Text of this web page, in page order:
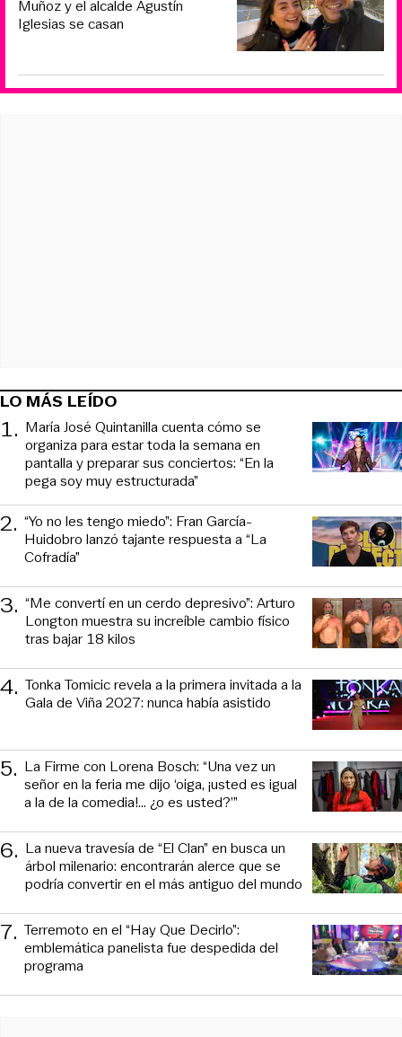
Muñoz y el alcalde Agustín
Iglesias se casan
LO MÁS LEÍDO
1. María José Quintanilla cuenta cómo se
organiza para estar toda la semana en
pantalla y preparar sus conciertos: “En la
pega soy muy estructurada”
2. “Yo no les tengo miedo”: Fran García-
Huidobro lanzó tajante respuesta a “La
Cofradía”
3. “Me convertí en un cerdo depresivo”: Arturo
Longton muestra su increíble cambio físico
tras bajar 18 kilos
4. Tonka Tomicic revela a la primera invitada a la
Gala de Viña 2027: nunca había asistido
5. La Firme con Lorena Bosch: “Una vez un
señor en la feria me dijo ‘oiga, ¡usted es igual
a la de la comedia!... ¿o es usted?’”
6. La nueva travesía de “El Clan” en busca un
árbol milenario: encontrarán alerce que se
podría convertir en el más antiguo del mundo
7. Terremoto en el “Hay Que Decirlo”:
emblemática panelista fue despedida del
programa